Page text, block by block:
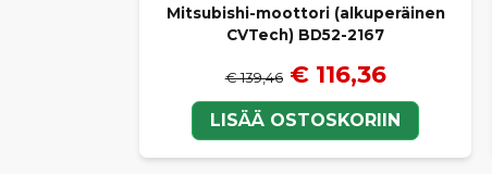
Mitsubishi-moottori (alkuperäinen
CVTech) BD52-2167
€ 139,46 € 116,36
LISÄÄ OSTOSKORIIN